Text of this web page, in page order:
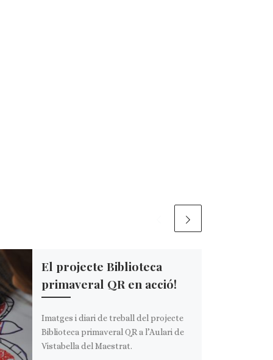
El projecte Biblioteca
primaveral QR en acció!
Imatges i diari de treball del projecte
Biblioteca primaveral QR a l’Aulari de
Vistabella del Maestrat.